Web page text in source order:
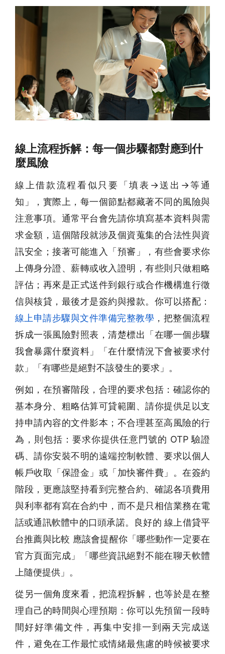
線上流程拆解：每一個步驟都對應到什
麼風險
線上借款流程看似只要「填表→送出→等通
知」，實際上，每一個節點都藏著不同的風險與
注意事項。通常平台會先請你填寫基本資料與需
求金額，這個階段就涉及個資蒐集的合法性與資
訊安全；接著可能進入「預審」，有些會要求你
上傳身分證、薪轉或收入證明，有些則只做粗略
評估；再來是正式送件到銀行或合作機構進行徵
信與核貸，最後才是簽約與撥款。你可以搭配：
線上申請步驟與文件準備完整教學 ，把整個流程
拆成一張風險對照表，清楚標出「在哪一個步驟
我會暴露什麼資料」「在什麼情況下會被要求付
款」「有哪些是絕對不該發生的要求」。
例如，在預審階段，合理的要求包括：確認你的
基本身分、粗略估算可貸範圍、請你提供足以支
持申請內容的文件影本；不合理甚至高風險的行
為，則包括：要求你提供任意門號的 OTP 驗證
碼、請你安裝不明的遠端控制軟體、要求以個人
帳戶收取「保證金」或「加快審件費」。在簽約
階段，更應該堅持看到完整合約、確認各項費用
與利率都有寫在合約中，而不是只相信業務在電
話或通訊軟體中的口頭承諾。良好的 線上借貸平
台推薦與比較 應該會提醒你「哪些動作一定要在
官方頁面完成」「哪些資訊絕對不能在聊天軟體
上隨便提供」。
從另一個角度來看，把流程拆解，也等於是在整
理自己的時間與心理預期：你可以先預留一段時
間好好準備文件，再集中安排一到兩天完成送
件，避免在工作最忙或情緒最焦慮的時候被要求